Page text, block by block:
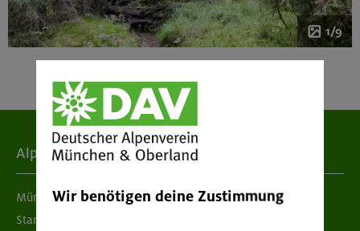
1/9
Alpenverein
München & Oberland
Standorte
Wir benötigen deine Zustimmung